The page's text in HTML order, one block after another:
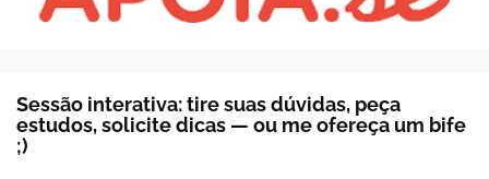
Sessão interativa: tire suas dúvidas, peça
estudos, solicite dicas — ou me ofereça um bife
;)